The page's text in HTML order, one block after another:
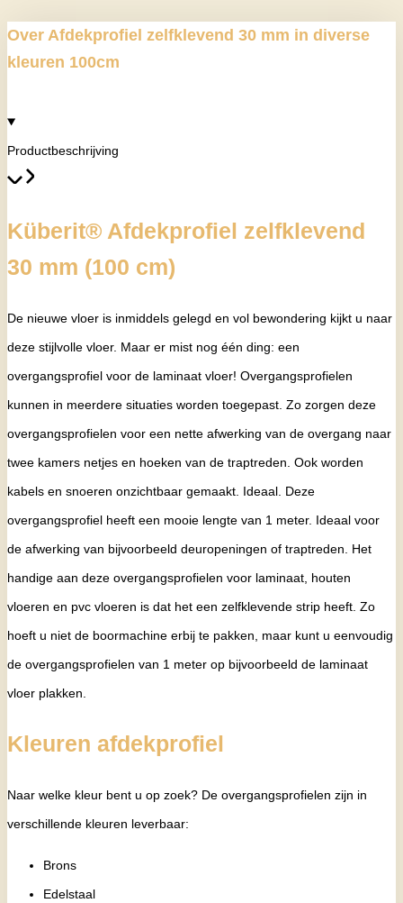
Over Afdekprofiel zelfklevend 30 mm in diverse
kleuren 100cm
Productbeschrijving
Küberit® Afdekprofiel zelfklevend
30 mm (100 cm)
De nieuwe vloer is inmiddels gelegd en vol bewondering kijkt u naar
deze stijlvolle vloer. Maar er mist nog één ding: een
overgangsprofiel voor de laminaat vloer! Overgangsprofielen
kunnen in meerdere situaties worden toegepast. Zo zorgen deze
overgangsprofielen voor een nette afwerking van de overgang naar
twee kamers netjes en hoeken van de traptreden. Ook worden
kabels en snoeren onzichtbaar gemaakt. Ideaal. Deze
overgangsprofiel heeft een mooie lengte van 1 meter. Ideaal voor
de afwerking van bijvoorbeeld deuropeningen of traptreden. Het
handige aan deze overgangsprofielen voor laminaat, houten
vloeren en pvc vloeren is dat het een zelfklevende strip heeft. Zo
hoeft u niet de boormachine erbij te pakken, maar kunt u eenvoudig
de overgangsprofielen van 1 meter op bijvoorbeeld de laminaat
vloer plakken.
Kleuren afdekprofiel
Naar welke kleur bent u op zoek? De overgangsprofielen zijn in
verschillende kleuren leverbaar:
Brons
Edelstaal